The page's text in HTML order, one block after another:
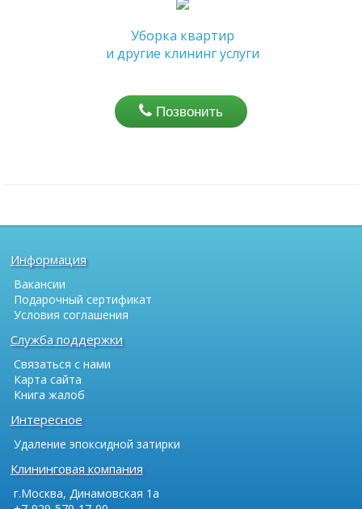
Уборка квартир
и другие клининг услуги
Позвонить
Информация
Вакансии
Подарочный сертификат
Условия соглашения
Служба поддержки
Связаться с нами
Карта сайта
Книга жалоб
Интересное
Удаление эпоксидной затирки
Клининговая компания
г.Москва, Динамовская 1а